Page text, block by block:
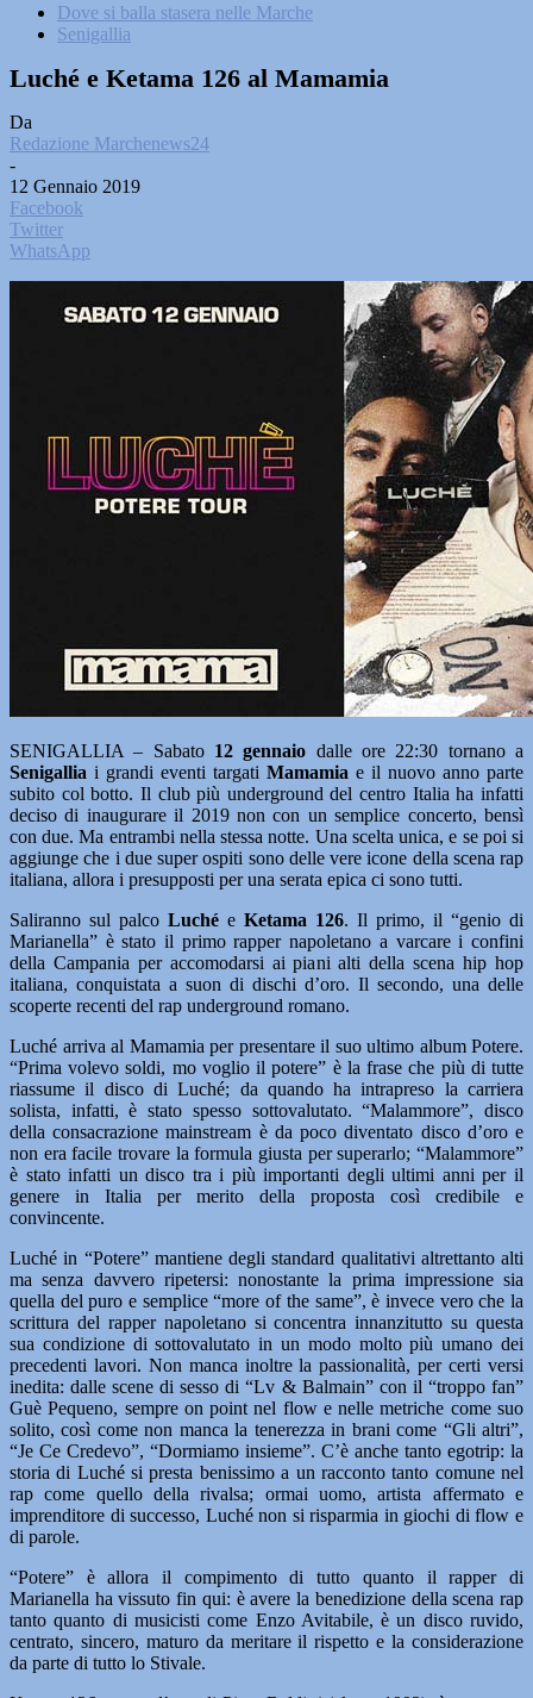
Dove si balla stasera nelle Marche
Senigallia
Luché e Ketama 126 al Mamamia
Da
Redazione Marchenews24
-
12 Gennaio 2019
Facebook
Twitter
WhatsApp
SENIGALLIA – Sabato 12 gennaio dalle ore 22:30 tornano a
Senigallia i grandi eventi targati Mamamia e il nuovo anno parte
subito col botto. Il club più underground del centro Italia ha infatti
deciso di inaugurare il 2019 non con un semplice concerto, bensì
con due. Ma entrambi nella stessa notte. Una scelta unica, e se poi si
aggiunge che i due super ospiti sono delle vere icone della scena rap
italiana, allora i presupposti per una serata epica ci sono tutti.
Saliranno sul palco Luché e Ketama 126. Il primo, il “genio di
Marianella” è stato il primo rapper napoletano a varcare i confini
della Campania per accomodarsi ai piani alti della scena hip hop
italiana, conquistata a suon di dischi d’oro. Il secondo, una delle
scoperte recenti del rap underground romano.
Luché arriva al Mamamia per presentare il suo ultimo album Potere.
“Prima volevo soldi, mo voglio il potere” è la frase che più di tutte
riassume il disco di Luché; da quando ha intrapreso la carriera
solista, infatti, è stato spesso sottovalutato. “Malammore”, disco
della consacrazione mainstream è da poco diventato disco d’oro e
non era facile trovare la formula giusta per superarlo; “Malammore”
è stato infatti un disco tra i più importanti degli ultimi anni per il
genere in Italia per merito della proposta così credibile e
convincente.
Luché in “Potere” mantiene degli standard qualitativi altrettanto alti
ma senza davvero ripetersi: nonostante la prima impressione sia
quella del puro e semplice “more of the same”, è invece vero che la
scrittura del rapper napoletano si concentra innanzitutto su questa
sua condizione di sottovalutato in un modo molto più umano dei
precedenti lavori. Non manca inoltre la passionalità, per certi versi
inedita: dalle scene di sesso di “Lv & Balmain” con il “troppo fan”
Guè Pequeno, sempre on point nel flow e nelle metriche come suo
solito, così come non manca la tenerezza in brani come “Gli altri”,
“Je Ce Credevo”, “Dormiamo insieme”. C’è anche tanto egotrip: la
storia di Luché si presta benissimo a un racconto tanto comune nel
rap come quello della rivalsa; ormai uomo, artista affermato e
imprenditore di successo, Luché non si risparmia in giochi di flow e
di parole.
“Potere” è allora il compimento di tutto quanto il rapper di
Marianella ha vissuto fin qui: è avere la benedizione della scena rap
tanto quanto di musicisti come Enzo Avitabile, è un disco ruvido,
centrato, sincero, maturo da meritare il rispetto e la considerazione
da parte di tutto lo Stivale.